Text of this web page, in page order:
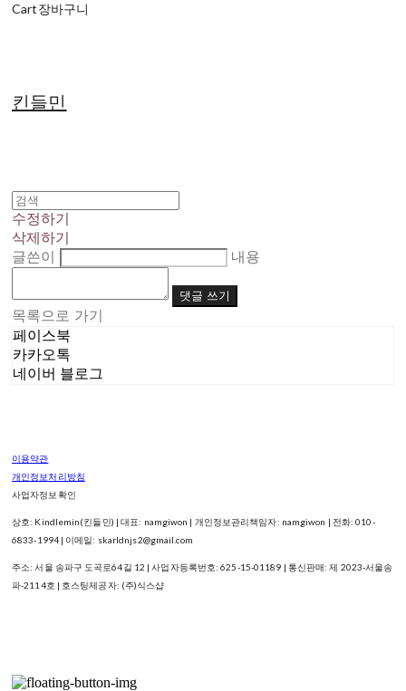
Cart장바구니
킨들민
수정하기
삭제하기
글쓴이
내용
댓글 쓰기
목록으로 가기
페이스북
카카오톡
네이버 블로그
이용약관
개인정보처리방침
사업자정보확인
상호: Kindlemin(킨들민) | 대표: namgiwon | 개인정보관리책임자: namgiwon | 전화: 010-
6833-1994 | 이메일: skarldnjs2@gmail.com
주소: 서울 송파구 도곡로64길 12 | 사업자등록번호:625-15-01189 | 통신판매:제 2023-서울송
파-2114호 | 호스팅제공자: (주)식스샵